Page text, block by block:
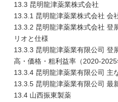
13.3 昆明龍津薬業株式会社
13.3.1 昆明龍津薬業株式会社 会
13.3.2 昆明龍津薬業株式会社 登
リオと仕様
13.3.3 昆明龍津薬業有限公司 登
高・価格・粗利益率（2020-2025
13.3.4 昆明龍津薬業有限公司 主
13.3.5 昆明龍津薬業有限公司 最
13.4 山西振東製薬